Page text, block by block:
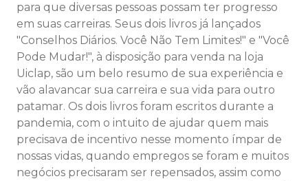
para que diversas pessoas possam ter progresso
em suas carreiras. Seus dois livros já lançados
"Conselhos Diários. Você Não Tem Limites!" e "Você
Pode Mudar!", à disposição para venda na loja
Uiclap, são um belo resumo de sua experiência e
vão alavancar sua carreira e sua vida para outro
patamar. Os dois livros foram escritos durante a
pandemia, com o intuito de ajudar quem mais
precisava de incentivo nesse momento ímpar de
nossas vidas, quando empregos se foram e muitos
negócios precisaram ser repensados, assim como